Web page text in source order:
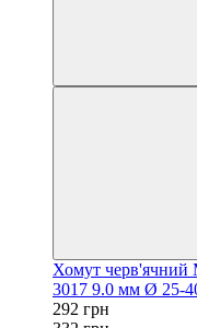
Хомут черв'ячний
3017 9.0 мм Ø 25-
292 грн